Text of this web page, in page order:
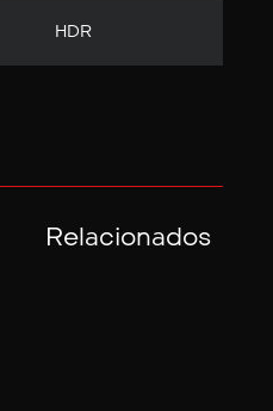
HDR
Relacionados